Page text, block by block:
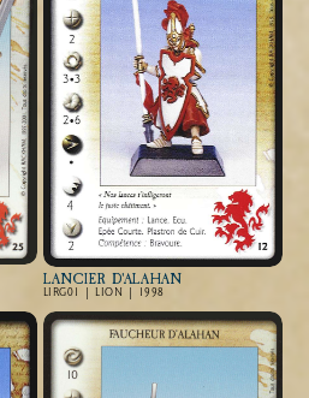
LANCIER D'ALAHAN
LIRG01 | LION | 1998